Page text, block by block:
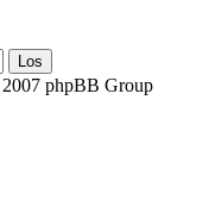
phpBB Group